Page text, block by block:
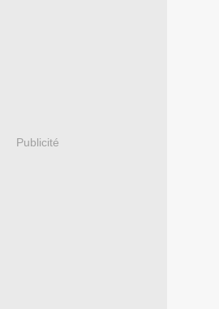
Publicité